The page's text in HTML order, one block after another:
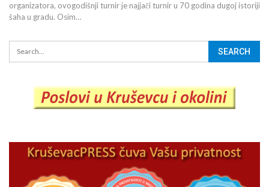
organizatora, ovogodišnji turnir je najjači turnir u 70 godina dugoj istoriji
šaha u gradu. Osim…